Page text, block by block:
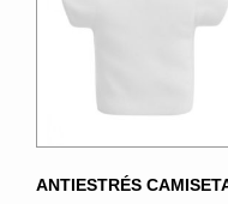
ANTIESTRÉS